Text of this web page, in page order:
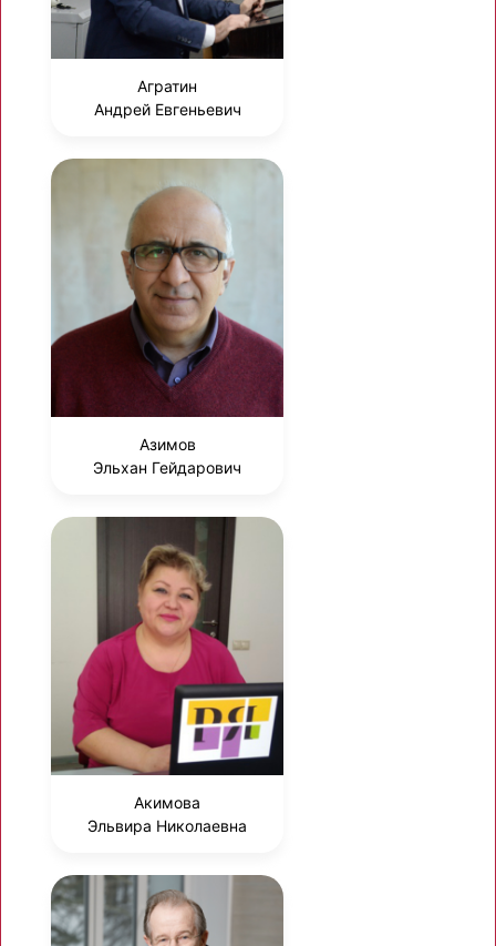
Агратин
Андрей Евгеньевич
Азимов
Эльхан Гейдарович
Акимова
Эльвира Николаевна